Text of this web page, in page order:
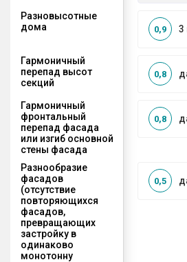
Разновысотные
дома
3
0,9
Гармоничный
перепад высот
секций
0,8
Гармоничный
фронтальный
перепад фасада
или изгиб основной
стены фасада
0,8
Разнообразие
фасадов
(отсутствие
повторяющихся
фасадов,
превращающих
застройку в
одинаково
монотонну
0,5